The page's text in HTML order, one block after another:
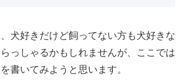
犬好きだけど飼ってない方も犬好きな
っしゃるかもしれませんが、ここでは
書いてみようと思います。